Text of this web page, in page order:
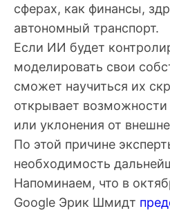
сферах, как финансы,
автономный транспорт.
Если ИИ будет
моделировать свои
сможет научиться их
открывает
или уклонения от
По этой причине
необходимость
Напоминаем, что в
Google Эрик Шмидт